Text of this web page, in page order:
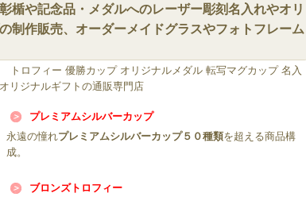
楯や記念品・メダルへのレーザー彫刻名入れやオリ
制作販売、オーダーメイドグラスやフォトフレーム
ロフィー 優勝カップ オリジナルメダル 転写マグカップ 名入
リジナルギフトの通販専門店
プレミアムシルバーカップ
永遠の憧れプレミアムシルバーカップ５０種類を超える商品構
成。
ブロンズトロフィー